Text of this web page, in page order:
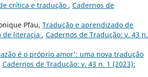
crítica e tradução , Cadernos de
Pfau, Tradução e aprendizado de
de literacia , Cadernos de Tradução: v. 43 n.
é o próprio amor': uma nova tradução
Cadernos de Tradução: v. 43 n. 1 (2023):